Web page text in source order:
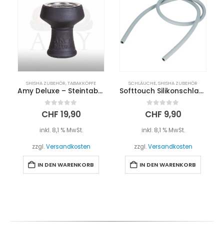
SHISHA ZUBEHÖR,TABAKKÖPFE
Amy Deluxe – Steintabaktopf mit Sieb
0 out of 5
CHF 19,90
inkl. 8,1 % MwSt.
zzgl.Versandkosten
IN DEN WARENKORB
SCHLÄUCHE,SHISHA ZUBEHÖR
Softtouch Silikonschlauch – Transparent
0out of 5
CHF 9,90
inkl. 8,1 % MwSt.
zzgl.Versandkosten
IN DEN WARENKORB